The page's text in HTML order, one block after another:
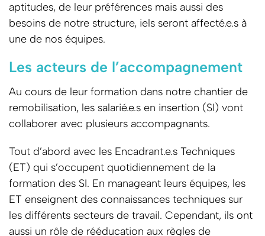
aptitudes, de leur préférences mais aussi des
besoins de notre structure, iels seront affecté.e.s à
une de nos équipes.
Les acteurs de l’accompagnement
Au cours de leur formation dans notre chantier de
remobilisation, les salarié.e.s en insertion (SI) vont
collaborer avec plusieurs accompagnants.
Tout d’abord avec les Encadrant.e.s Techniques
(ET) qui s’occupent quotidiennement de la
formation des SI. En manageant leurs équipes, les
ET enseignent des connaissances techniques sur
les différents secteurs de travail. Cependant, ils ont
aussi un rôle de rééducation aux règles de